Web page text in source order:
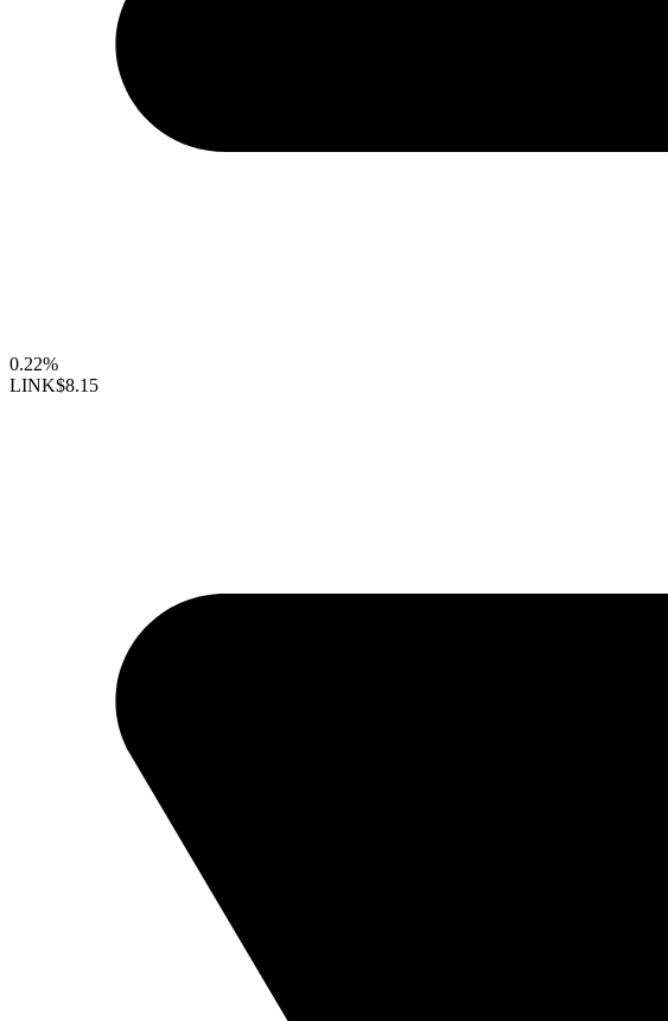
0.22%
LINK$8.15